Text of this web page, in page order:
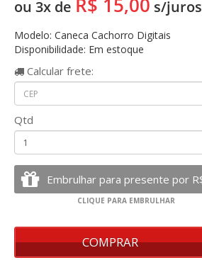
ou 3x de s/juros
Modelo: Caneca Cachorro Digitais
Disponibilidade: Em estoque
Calcular frete:
Qtd
COMPRAR